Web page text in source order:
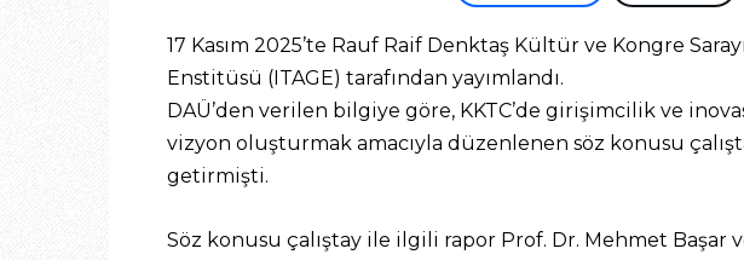
17 Kasım 2025’te Rauf Raif Denktaş Kültür ve Kongre
Enstitüsü (ITAGE) tarafından yayımlandı.
DAÜ’den verilen bilgiye göre, KKTC’de girişimcilik ve
vizyon oluşturmak amacıyla düzenlenen söz konusu
getirmişti.
Söz konusu çalıştay ile ilgili rapor Prof. Dr. Mehmet Başar